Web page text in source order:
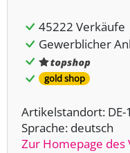
45222 Verkäufe
Gewerblicher
gold shop
Artikelstandort:
Sprache: deutsch
Zur Homepage des